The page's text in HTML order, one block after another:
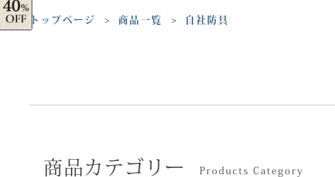
トップページ 商品一覧 自社防具
商品カテゴリー Products Category